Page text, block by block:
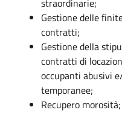
Gestione delle
contratti;
Gestione della
contratti di
occupanti abusivi
temporanee;
Recupero morosità;